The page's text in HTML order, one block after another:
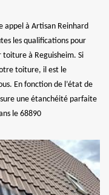
appel à Artisan Reinhard
les qualifications pour
à Reguisheim. Si
toiture, il est le
En fonction de l’état de
une étanchéité parfaite
le 68890